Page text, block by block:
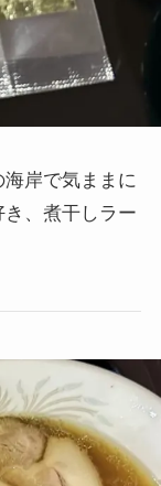
海岸で気ままに
、 煮干しラー